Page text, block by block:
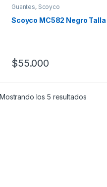
Guantes, Scoyco
Scoyco MC582 Negro Talla
$55.000
Mostrando los 5 resultados